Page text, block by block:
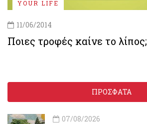
YOUR LIFE
11/06/2014
Ποιες τροφές καίνε το λίπος;
ΠΡΟΣΦΑΤΑ
07/08/2026